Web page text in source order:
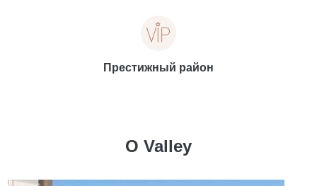
Престижный район
О Valley